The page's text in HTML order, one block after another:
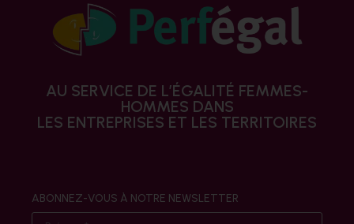
AU SERVICE DE L’ÉGALITÉ FEMMES-
HOMMES DANS
LES ENTREPRISES ET LES TERRITOIRES
ABONNEZ-VOUS À NOTRE NEWSLETTER